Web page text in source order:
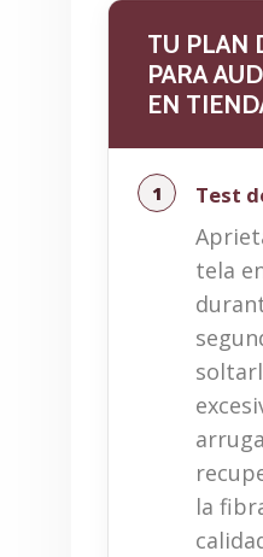
TU PLAN
PARA
EN
Test
tela
la